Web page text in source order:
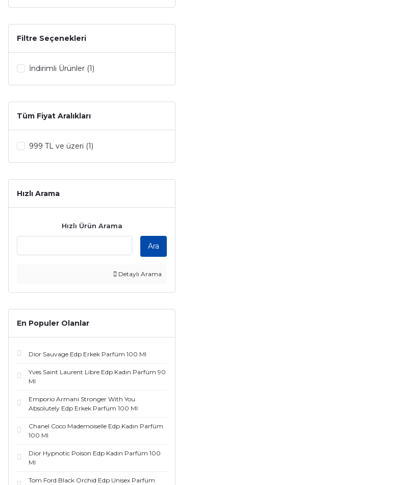
Bvlgari (25)
Dior (24)
Chanel (17)
Dolce Gabbana (17)
Lancome (17)
Jean Paul Gaultier (15)
Louis Vuitton (15)
Givenchy (13)
Frederic Malle (12)
Tiziana Terenzi (12)
Amouage (11)
By Kilian (11)
Filtre Seçenekleri
İndirimli Ürünler (1)
Tüm Fiyat Aralıkları
999 TL ve üzeri (1)
Hızlı Arama
Hızlı Ürün Arama
Ara
Detaylı Arama
En Populer Olanlar
Dior Sauvage Edp Erkek Parfüm 100 Ml
Yves Saint Laurent Libre Edp Kadın Parfüm 90
Ml
Emporio Armani Stronger With You
Absolutely Edp Erkek Parfüm 100 Ml
Chanel Coco Mademoiselle Edp Kadın Parfüm
100 Ml
Dior Hypnotic Poison Edp Kadın Parfüm 100
Ml
Tom Ford Black Orchid Edp Unisex Parfüm